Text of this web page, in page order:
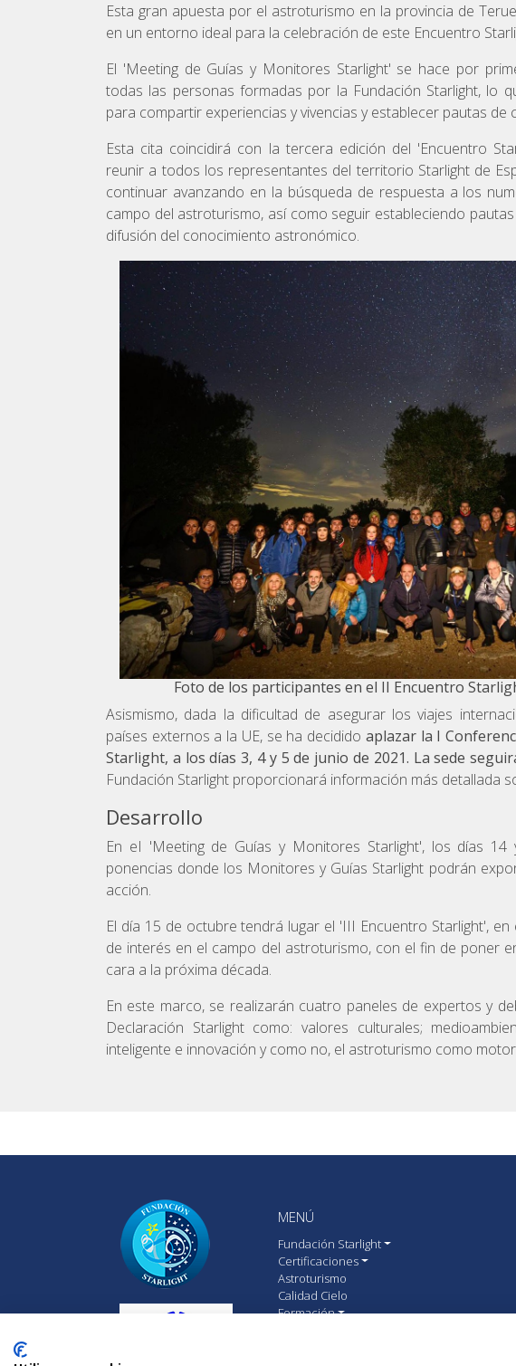
Esta gran apuesta por el astroturismo en la provincia de
en un entorno ideal para la celebración de este Encuentro
El 'Meeting de Guías y Monitores Starlight' se hace por
todas las personas formadas por la Fundación Starlight, lo
para compartir experiencias y vivencias y establecer pautas de
Esta cita coincidirá con la tercera edición del 'Encuentro
reunir a todos los representantes del territorio Starlight de
continuar avanzando en la búsqueda de respuesta a los
campo del astroturismo, así como seguir estableciendo
difusión del conocimiento astronómico.
Foto de los participantes en el II Encuentro
Asismismo, dada la dificultad de asegurar los viajes
países externos a la UE, se ha decidido aplazar la I
Starlight, a los días 3, 4 y 5 de junio de 2021. La sede
Fundación Starlight proporcionará información más detallada
Desarrollo
En eI 'Meeting de Guías y Monitores Starlight', los días
ponencias donde los Monitores y Guías Starlight podrán
acción.
El día 15 de octubre tendrá lugar el 'III Encuentro Starlight',
de interés en el campo del astroturismo, con el fin de poner
cara a la próxima década.
En este marco, se realizarán cuatro paneles de expertos y
Declaración Starlight como: valores culturales;
inteligente e innovación y como no, el astroturismo como
MENÚ
Fundación Starlight
Certificaciones
Astroturismo
Calidad Cielo
Formación